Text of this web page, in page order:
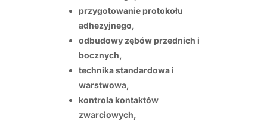
przygotowanie protokołu
adhezyjnego,
odbudowy zębów przednich i
bocznych,
technika standardowa i
warstwowa,
kontrola kontaktów
zwarciowych,